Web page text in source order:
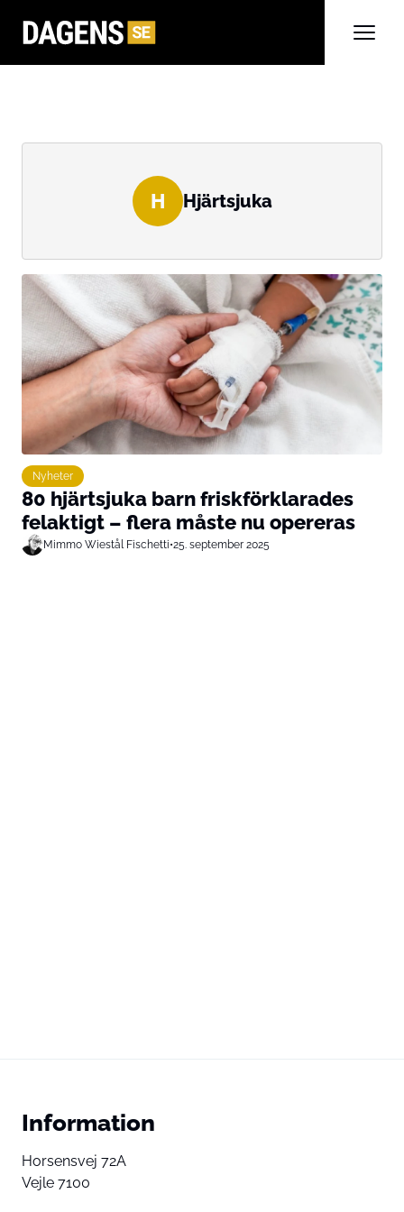
H Hjärtsjuka
Nyheter
80 hjärtsjuka barn friskförklarades
felaktigt – flera måste nu opereras
Mimmo Wiestål Fischetti•25. september 2025
Information
Horsensvej 72A
Vejle 7100